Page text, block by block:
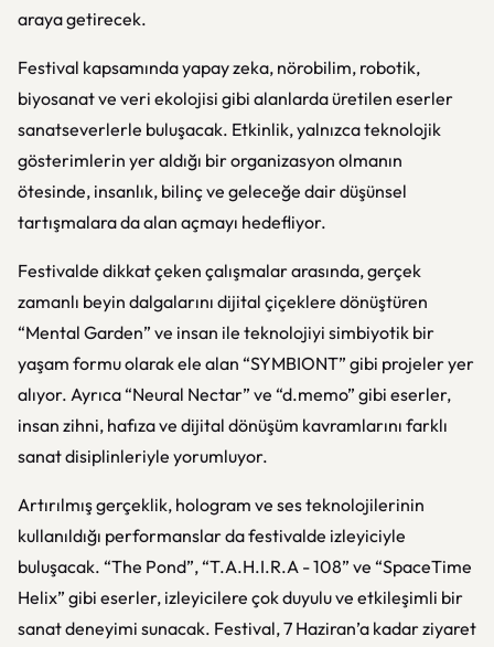
araya getirecek.
Festival kapsamında yapay zeka, nörobilim, robotik,
biyosanat ve veri ekolojisi gibi alanlarda üretilen eserler
sanatseverlerle buluşacak. Etkinlik, yalnızca teknolojik
gösterimlerin yer aldığı bir organizasyon olmanın
ötesinde, insanlık, bilinç ve geleceğe dair düşünsel
tartışmalara da alan açmayı hedefliyor.
Festivalde dikkat çeken çalışmalar arasında, gerçek
zamanlı beyin dalgalarını dijital çiçeklere dönüştüren
“Mental Garden” ve insan ile teknolojiyi simbiyotik bir
yaşam formu olarak ele alan “SYMBIONT” gibi projeler yer
alıyor. Ayrıca “Neural Nectar” ve “d.memo” gibi eserler,
insan zihni, hafıza ve dijital dönüşüm kavramlarını farklı
sanat disiplinleriyle yorumluyor.
Artırılmış gerçeklik, hologram ve ses teknolojilerinin
kullanıldığı performanslar da festivalde izleyiciyle
buluşacak. “The Pond”, “T.A.H.I.R.A - 108” ve “SpaceTime
Helix” gibi eserler, izleyicilere çok duyulu ve etkileşimli bir
sanat deneyimi sunacak. Festival, 7 Haziran’a kadar ziyaret